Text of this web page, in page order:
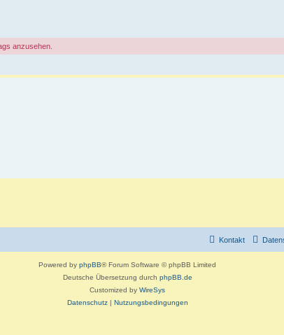
anzusehen.
Kontakt
Powered by phpBB® Forum Software © phpBB Limited
Deutsche Übersetzung durch phpBB.de
Customized by WireSys
Datenschutz| Nutzungsbedingungen